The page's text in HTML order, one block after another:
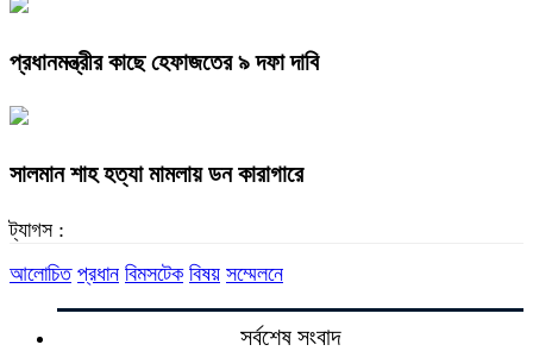
প্রধানমন্ত্রীর কাছে হেফাজতের ৯ দফা দাবি
সালমান শাহ হত্যা মামলায় ডন কারাগারে
ট্যাগস :
আলোচিত প্রধান বিমসটেক বিষয় সম্মেলনে
সর্বশেষ সংবাদ